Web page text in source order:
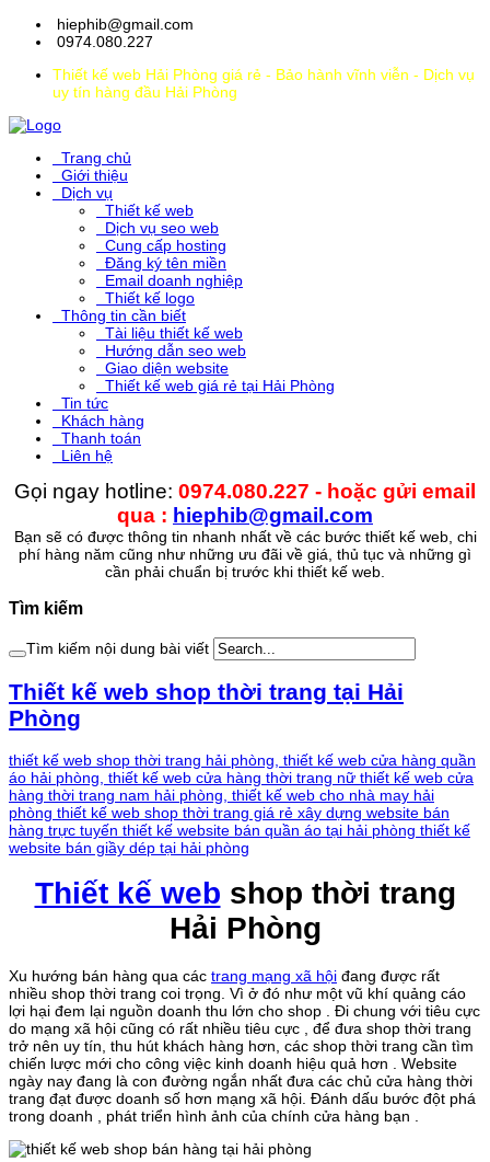
hiephib@gmail.com
0974.080.227
Thiết kế web Hải Phòng giá rẻ - Bảo hành vĩnh viễn - Dịch vụ
uy tín hàng đầu Hải Phòng
Trang chủ
Giới thiệu
Dịch vụ
Thiết kế web
Dịch vụ seo web
Cung cấp hosting
Đăng ký tên miền
Email doanh nghiệp
Thiết kế logo
Thông tin cần biết
Tài liệu thiết kế web
Hướng dẫn seo web
Giao diện website
Thiết kế web giá rẻ tại Hải Phòng
Tin tức
Khách hàng
Thanh toán
Liên hệ
Gọi ngay hotline: 0974.080.227 - hoặc gửi email
qua : hiephib@gmail.com
Bạn sẽ có được thông tin nhanh nhất về các bước thiết kế web, chi
phí hàng năm cũng như những ưu đãi về giá, thủ tục và những gì
cần phải chuẩn bị trước khi thiết kế web.
Tìm kiếm
Tìm kiếm nội dung bài viết
Thiết kế web shop thời trang tại Hải
Phòng
thiết kế web shop thời trang hải phòng, thiết kế web cửa hàng quần
áo hải phòng, thiết kế web cửa hàng thời trang nữ thiết kế web cửa
hàng thời trang nam hải phòng, thiết kế web cho nhà may hải
phòng thiết kế web shop thời trang giá rẻ xây dựng website bán
hàng trực tuyến thiết kế website bán quần áo tại hải phòng thiết kế
website bán giầy dép tại hải phòng
Thiết kế web shop thời trang
Hải Phòng
Xu hướng bán hàng qua các trang mạng xã hội đang được rất
nhiều shop thời trang coi trọng. Vì ở đó như một vũ khí quảng cáo
lợi hại đem lại nguồn doanh thu lớn cho shop . Đi chung với tiêu cực
do mạng xã hội cũng có rất nhiều tiêu cực , để đưa shop thời trang
trở nên uy tín, thu hút khách hàng hơn, các shop thời trang cần tìm
chiến lược mới cho công việc kinh doanh hiệu quả hơn . Website
ngày nay đang là con đường ngắn nhất đưa các chủ cửa hàng thời
trang đạt được doanh số hơn mạng xã hội. Đánh dấu bước đột phá
trong doanh , phát triển hình ảnh của chính cửa hàng bạn .